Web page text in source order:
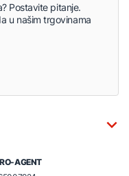
Postavite pitanje.
u našim trgovinama
AGENT